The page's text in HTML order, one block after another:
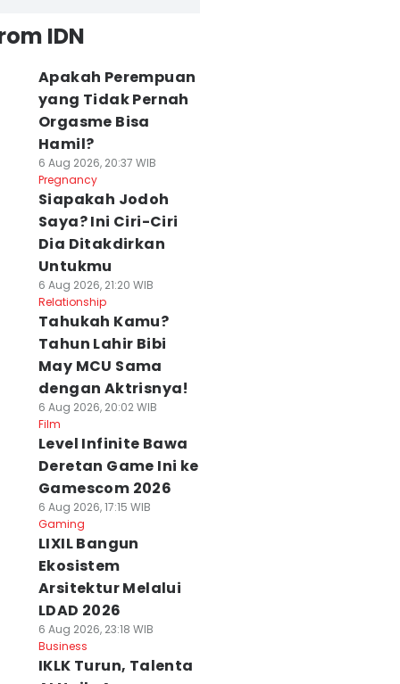
IDN
Apakah Perempuan
yang Tidak Pernah
Orgasme Bisa
Hamil?
6 Aug 2026, 20:37 WIB
Pregnancy
Siapakah Jodoh
Saya? Ini Ciri-Ciri
Dia Ditakdirkan
Untukmu
6 Aug 2026, 21:20 WIB
Relationship
Tahukah Kamu?
Tahun Lahir Bibi
May MCU Sama
dengan Aktrisnya!
6 Aug 2026, 20:02 WIB
Film
Level Infinite Bawa
Deretan Game Ini ke
Gamescom 2026
6 Aug 2026, 17:15 WIB
Gaming
LIXIL Bangun
Ekosistem
Arsitektur Melalui
LDAD 2026
6 Aug 2026, 23:18 WIB
Business
IKLK Turun, Talenta